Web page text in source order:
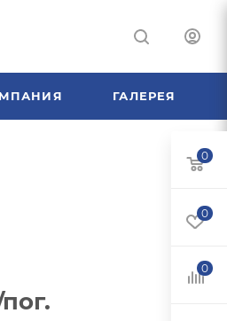
ГАЛЕРЕЯ
0
0
0